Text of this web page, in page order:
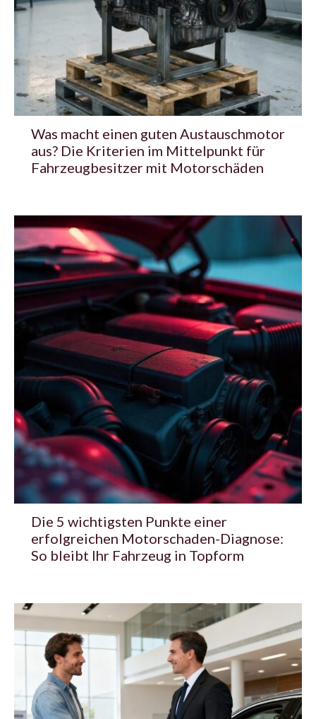
Was macht einen guten Austauschmotor
aus? Die Kriterien im Mittelpunkt für
Fahrzeugbesitzer mit Motorschäden
Die 5 wichtigsten Punkte einer
erfolgreichen Motorschaden-Diagnose:
So bleibt Ihr Fahrzeug in Topform